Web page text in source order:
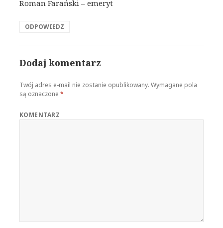
Roman Farański – emeryt
ODPOWIEDZ
Dodaj komentarz
Twój adres e-mail nie zostanie opublikowany. Wymagane pola
są oznaczone *
KOMENTARZ